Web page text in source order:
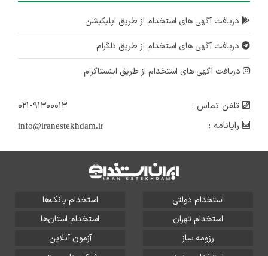
دریافت آگهی های استخدام از طریق اپلیکیشن
دریافت آگهی های استخدام از طریق تلگرام
دریافت آگهی های استخدام از طریق اینستاگرام
تلفن تماس :
۰۲۱-۹۱۳۰۰۰۱۳
رایانامه :
info@iranestekhdam.ir
استخدام دولتی
استخدام بانک‌ها
استخدام تهران
استخدام استان‌ها
رزومه ساز
آزمون آنلاین